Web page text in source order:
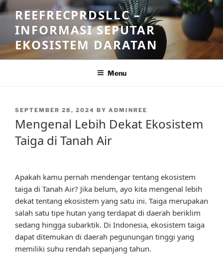
Skip
to
content
REEFRECPRDSLLC –
INFORMASI SEPUTAR
EKOSISTEM DARATAN
Menu
POSTED
SEPTEMBER 28, 2024 BY ADMINREE
Mengenal Lebih Dekat Ekosistem
Taiga di Tanah Air
Apakah kamu pernah mendengar tentang ekosistem
taiga di Tanah Air? Jika belum, ayo kita mengenal lebih
dekat tentang ekosistem yang satu ini. Taiga merupakan
salah satu tipe hutan yang terdapat di daerah beriklim
sedang hingga subarktik. Di Indonesia, ekosistem taiga
dapat ditemukan di daerah pegunungan tinggi yang
memiliki suhu rendah sepanjang tahun.